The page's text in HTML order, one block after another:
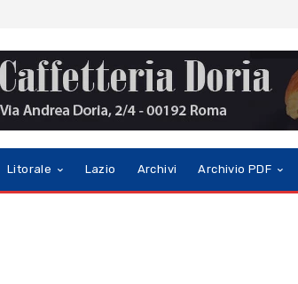
Litorale Lazio Archivi Archivio PDF